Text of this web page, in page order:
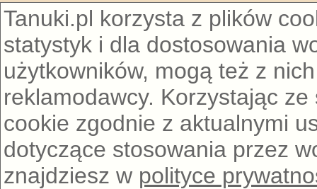
Tanuki.pl korzysta z plików
statystyk i dla dostosowania
użytkowników, mogą też z
reklamodawcy. Korzystając
cookie zgodnie z aktualnymi
dotyczące stosowania przez
znajdziesz w polityce